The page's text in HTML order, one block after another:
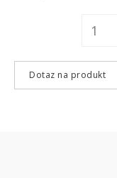
Dotaz na produkt